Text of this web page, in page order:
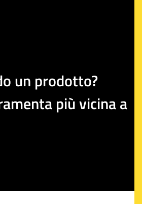
un prodotto?
più vicina a